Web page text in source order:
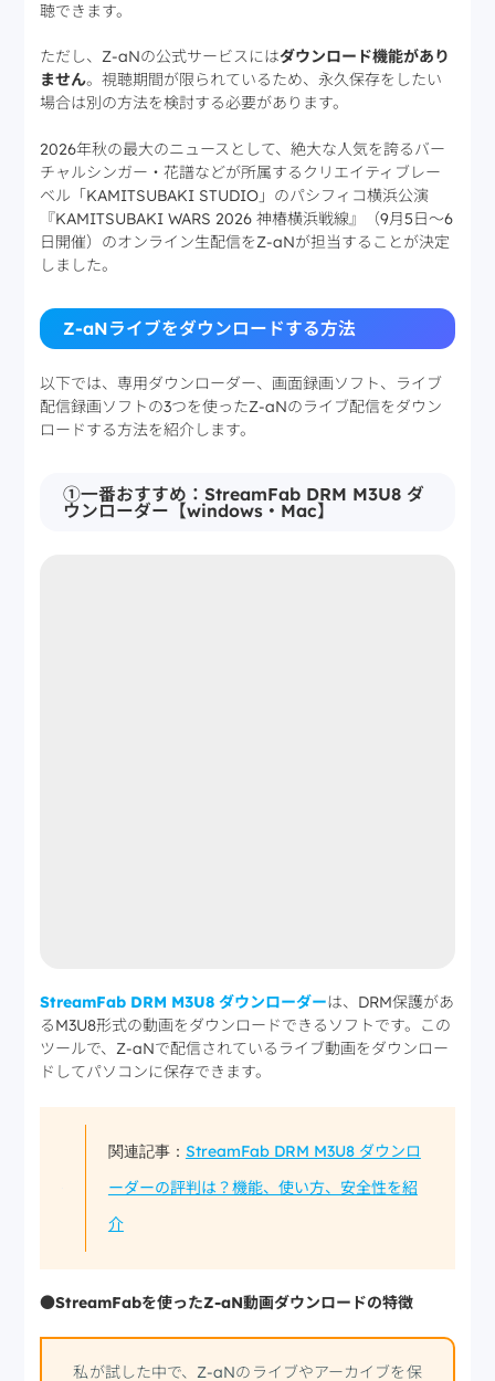
聴できます。
ただし、Z-aNの公式サービスにはダウンロード機能があり
ません。視聴期間が限られているため、永久保存をしたい
場合は別の方法を検討する必要があります。
2026年秋の最大のニュースとして、絶大な人気を誇るバー
チャルシンガー・花譜などが所属するクリエイティブレー
ベル「KAMITSUBAKI STUDIO」のパシフィコ横浜公演
『KAMITSUBAKI WARS 2026 神椿横浜戦線』（9月5日〜6
日開催）のオンライン生配信をZ-aNが担当することが決定
しました。
Z-aNライブをダウンロードする方法
以下では、専用ダウンローダー、画面録画ソフト、ライブ
配信録画ソフトの3つを使ったZ-aNのライブ配信をダウン
ロードする方法を紹介します。
①一番おすすめ：StreamFab DRM M3U8 ダ
ウンローダー【windows・Mac】
StreamFab DRM M3U8 ダウンローダーは、DRM保護があ
るM3U8形式の動画をダウンロードできるソフトです。この
ツールで、Z-aNで配信されているライブ動画をダウンロー
ドしてパソコンに保存できます。
関連記事： StreamFab DRM M3U8 ダウンロ
ーダーの評判は？機能、使い方、安全性を紹
介
●StreamFabを使ったZ-aN動画ダウンロードの特徴
私が試した中で、Z-aNのライブやアーカイブを保